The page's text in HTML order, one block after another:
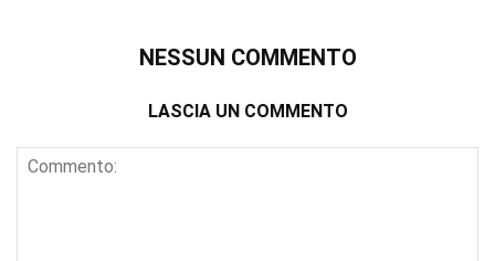
NESSUN COMMENTO
LASCIA UN COMMENTO